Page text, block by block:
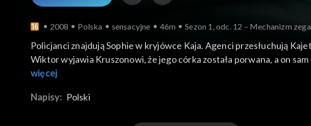
2008 Polska sensacyjne 46m Sezon 1, odc. 12 – Mechanizm
Policjanci znajdują Sophie w kryjówce Kaja. Agenci przesłuchują
Wiktor wyjawia Kruszonowi, że jego córka została porwana, a on sam
więcej
Napisy: Polski